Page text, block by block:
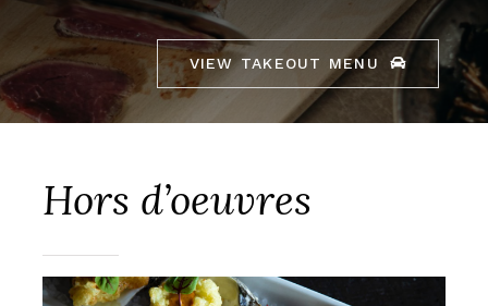
VIEW TAKEOUT MENU
Hors d’oeuvres